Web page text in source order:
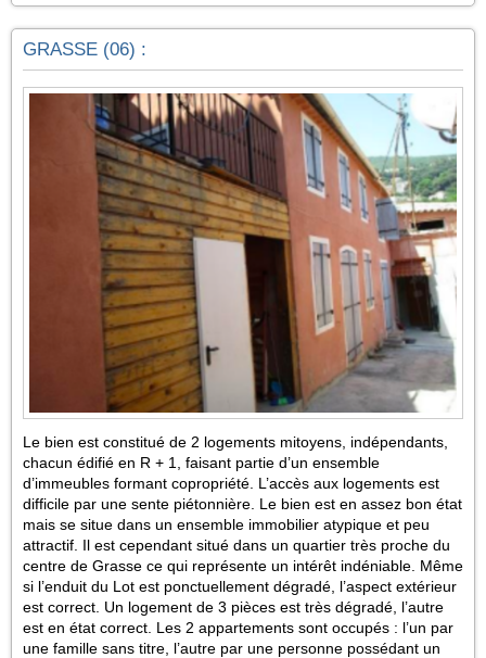
GRASSE (06) :
Le bien est constitué de 2 logements mitoyens, indépendants,
chacun édifié en R + 1, faisant partie d’un ensemble
d’immeubles formant copropriété. L’accès aux logements est
difficile par une sente piétonnière. Le bien est en assez bon état
mais se situe dans un ensemble immobilier atypique et peu
attractif. Il est cependant situé dans un quartier très proche du
centre de Grasse ce qui représente un intérêt indéniable. Même
si l’enduit du Lot est ponctuellement dégradé, l’aspect extérieur
est correct. Un logement de 3 pièces est très dégradé, l’autre
est en état correct. Les 2 appartements sont occupés : l’un par
une famille sans titre, l’autre par une personne possédant un